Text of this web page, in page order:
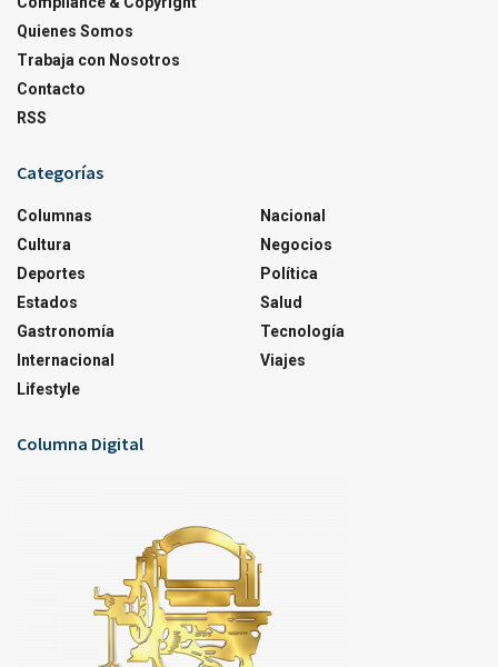
Quienes Somos
Trabaja con Nosotros
Contacto
RSS
Categorías
Columnas
Cultura
Deportes
Estados
Gastronomía
Internacional
Lifestyle
Nacional
Negocios
Política
Salud
Tecnología
Viajes
Columna Digital